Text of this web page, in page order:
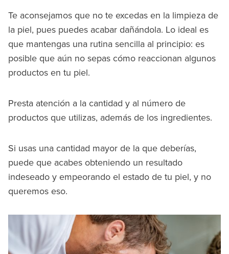
Te aconsejamos que no te excedas en la limpieza de
la piel, pues puedes acabar dañándola. Lo ideal es
que mantengas una rutina sencilla al principio: es
posible que aún no sepas cómo reaccionan algunos
productos en tu piel.
Presta atención a la cantidad y al número de
productos que utilizas, además de los ingredientes.
Si usas una cantidad mayor de la que deberías,
puede que acabes obteniendo un resultado
indeseado y empeorando el estado de tu piel, y no
queremos eso.